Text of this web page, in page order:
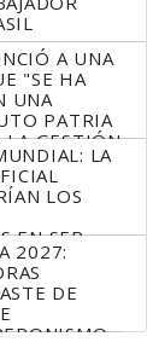
A UNA
"SE HA
UNA
PATRIA
GESTIÓN
LA
LOS
EN SER
2027:
DE